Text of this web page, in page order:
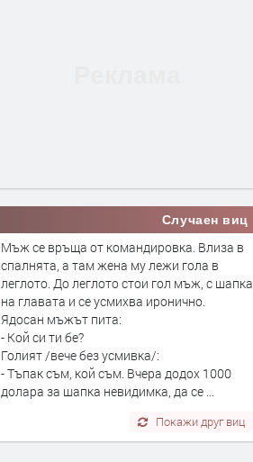
Случаен виц
Мъж се връща от командировка. Влиза в
спалнята, а там жена му лежи гола в
леглото. До леглото стои гол мъж, с шапка
на главата и се усмихва иронично.
Ядосан мъжът пита:
- Кой си ти бе?
Голият /вече без усмивка/:
- Тъпак съм, кой съм. Вчера додох 1000
долара за шапка невидимка, да се ...
Покажи друг виц